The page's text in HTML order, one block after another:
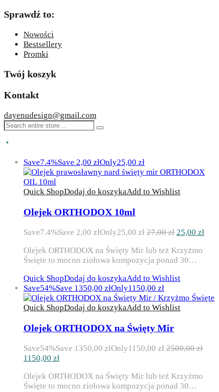
Sprawdź to:
Nowości
Bestsellery
Promki
Twój koszyk
Kontakt
dayenudesign@gmail.com
Save7.4%Save 2,00 złOnly25,00 zł
Quick ShopDodaj do koszykaAdd to Wishlist
Olejek ORTHODOX 10ml
Save7.4%Save 2,00 złOnly25,00 zł 27,00zł Pierwotna
wynosiła:
27,00 zł.
25,00 zł
Olejek ORTHODOX na Święty Mir lub też Krzyżmo
Święte to mocno ziołowa kompozycja ponad 30…
Quick ShopDodaj do koszykaAdd to Wishlist
Save54%Save 1350,00 złOnly1150,00 zł
Quick ShopDodaj do koszykaAdd to Wishlist
Olejek ORTHODOX na Święty Mir
Save54%Save 1350,00 złOnly1150,00 zł 2500,00zł
Pierwotna
wynosiła:
2500,00 zł.
1150,00 złAktualna
wynosi:
1150,00 zł.
Olejek ORTHODOX na Święty Mir lub też Krzyżmo
Święte to mocno ziołowa kompozycja ponad 30…